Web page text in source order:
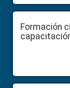
Formación